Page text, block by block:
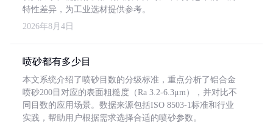
特性差异，为工业选材提供参考。
2026年8月4日
喷砂都有多少目
本文系统介绍了喷砂目数的分级标准，重点分析了铝合金
喷砂200目对应的表面粗糙度（Ra 3.2-6.3μm），并对比不
同目数的应用场景。数据来源包括ISO 8503-1标准和行业
实践，帮助用户根据需求选择合适的喷砂参数。